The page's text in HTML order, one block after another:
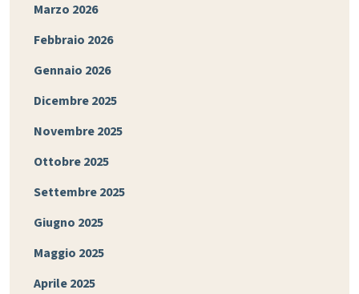
Marzo 2026
Febbraio 2026
Gennaio 2026
Dicembre 2025
Novembre 2025
Ottobre 2025
Settembre 2025
Giugno 2025
Maggio 2025
Aprile 2025